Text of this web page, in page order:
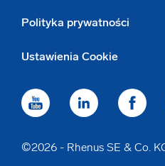
Polityka prywatności
Ustawienia Cookie
©2026 - Rhenus SE & Co.